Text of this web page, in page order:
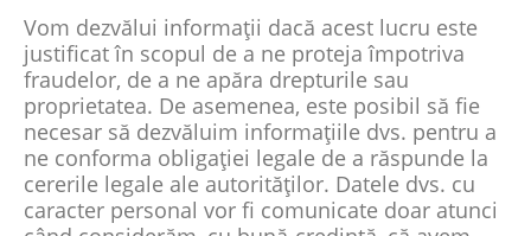
Vom dezvălui informații dacă acest lucru este
justificat în scopul de a ne proteja împotriva
fraudelor, de a ne apăra drepturile sau
proprietatea. De asemenea, este posibil să fie
necesar să dezvăluim informațiile dvs. pentru a
ne conforma obligației legale de a răspunde la
cererile legale ale autorităților. Datele dvs. cu
caracter personal vor fi comunicate doar atunci